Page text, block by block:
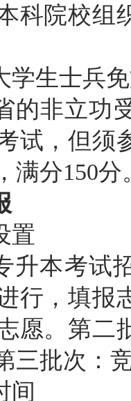
科院校组
学生士兵
的非立功
试，但须
满分150分
置
升本考试
行，填报
愿。第二
三批次：
间